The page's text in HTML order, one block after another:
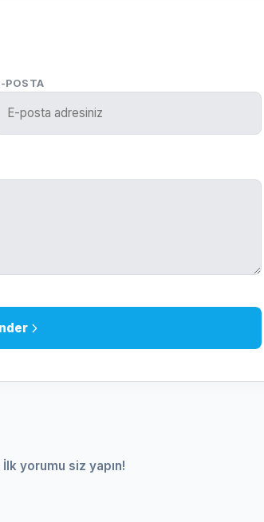
POSTA
yorumu siz yapın!